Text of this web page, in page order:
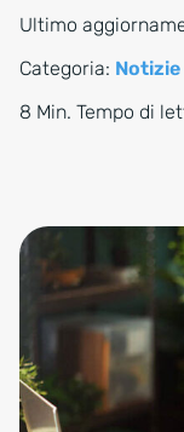
Ultimo
Categoria:
8 Min. Tempo di